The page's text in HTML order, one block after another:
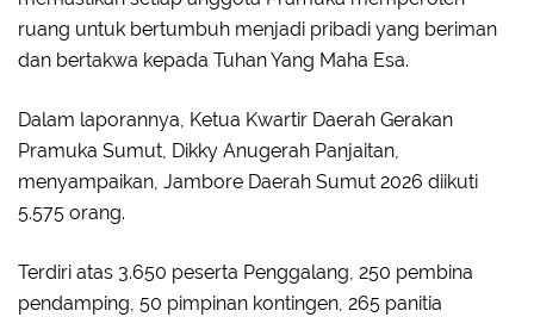
ruang untuk bertumbuh menjadi pribadi yang beriman
dan bertakwa kepada Tuhan Yang Maha Esa.
Dalam laporannya, Ketua Kwartir Daerah Gerakan
Pramuka Sumut, Dikky Anugerah Panjaitan,
menyampaikan, Jambore Daerah Sumut 2026 diikuti
5.575 orang.
Terdiri atas 3.650 peserta Penggalang, 250 pembina
pendamping, 50 pimpinan kontingen, 265 panitia